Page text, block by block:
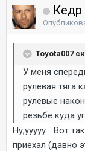
Кедр
Toyota007
У меня
рулевая тяга
рулевые
резьбе куда
Ну,ууууу... Вот
приехал (давно